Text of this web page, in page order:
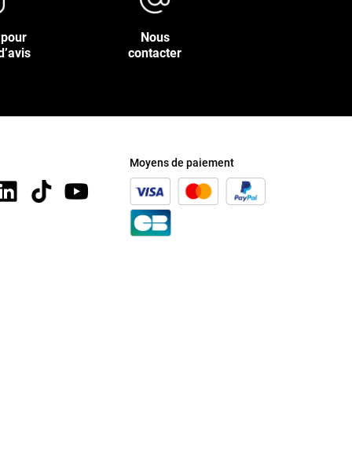
Nous
contacter
Moyens de paiement